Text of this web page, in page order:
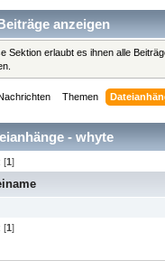
anzeigen
Sektion erlaubt es ihnen alle
Themen
- whyte
[1]
[1]